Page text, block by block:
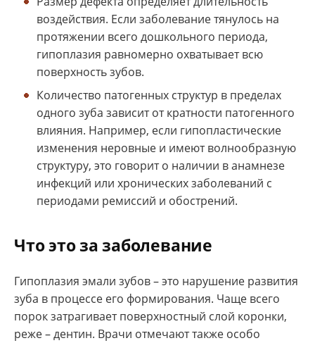
воздействия. Если заболевание тянулось на
протяжении всего дошкольного периода,
гипоплазия равномерно охватывает всю
поверхность зубов.
Количество патогенных структур в пределах
одного зуба зависит от кратности патогенного
влияния. Например, если гипопластические
изменения неровные и имеют волнообразную
структуру, это говорит о наличии в анамнезе
инфекций или хронических заболеваний с
периодами ремиссий и обострений.
Что это за заболевание
Гипоплазия эмали зубов – это нарушение развития
зуба в процессе его формирования. Чаще всего
порок затрагивает поверхностный слой коронки,
реже – дентин. Врачи отмечают также особо